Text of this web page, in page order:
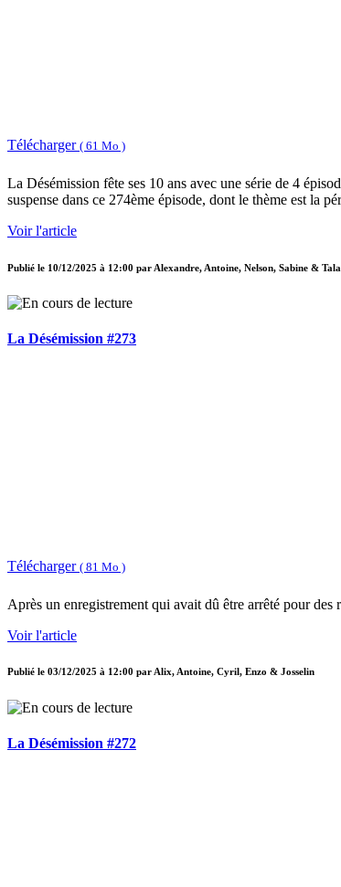
Télécharger ( 61 Mo )
La Désémission fête ses 10 ans avec une série de 4
suspense dans ce 274ème épisode, dont le thème est la
Voir l'article
Publié le 10/12/2025 à 12:00 par Alexandre, Antoine, Nelson, Sabine &
La Désémission #273
Télécharger ( 81 Mo )
Après un enregistrement qui avait dû être arrêté pour
Voir l'article
Publié le 03/12/2025 à 12:00 parAlix, Antoine, Cyril, Enzo & Josselin
La Désémission #272